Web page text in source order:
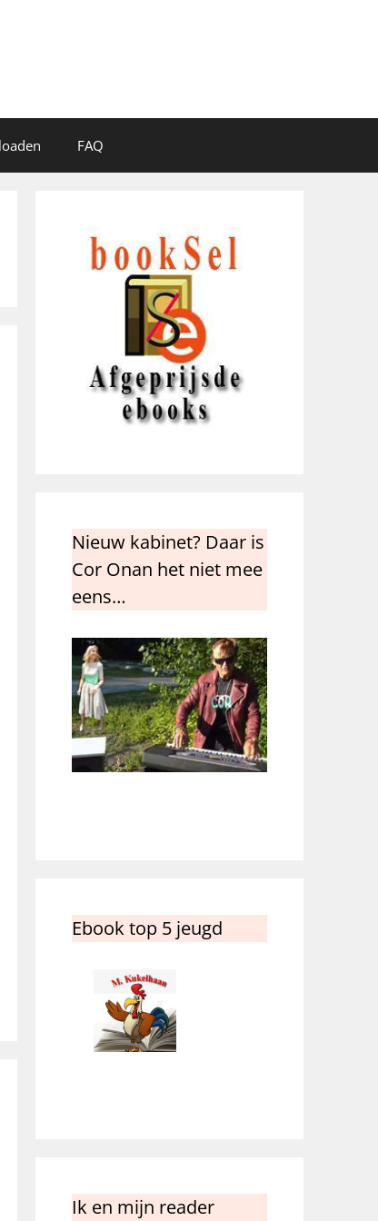
FAQ
Nieuw kabinet? Daar is
Cor Onan het niet mee
eens…
Ebook top 5 jeugd
Ik en mijn reader